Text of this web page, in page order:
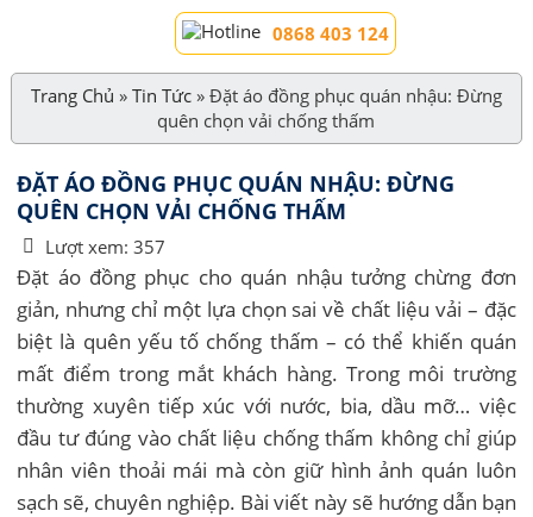
0868 403 124
Trang Chủ » Tin Tức» Đặt áo đồng phục quán nhậu: Đừng
quên chọn vải chống thấm
ĐẶT ÁO ĐỒNG PHỤC QUÁN NHẬU: ĐỪNG
QUÊN CHỌN VẢI CHỐNG THẤM
Lượt xem: 357
Đặt áo đồng phục cho quán nhậu tưởng chừng đơn
giản, nhưng chỉ một lựa chọn sai về chất liệu vải – đặc
biệt là quên yếu tố chống thấm – có thể khiến quán
mất điểm trong mắt khách hàng. Trong môi trường
thường xuyên tiếp xúc với nước, bia, dầu mỡ… việc
đầu tư đúng vào chất liệu chống thấm không chỉ giúp
nhân viên thoải mái mà còn giữ hình ảnh quán luôn
sạch sẽ, chuyên nghiệp. Bài viết này sẽ hướng dẫn bạn